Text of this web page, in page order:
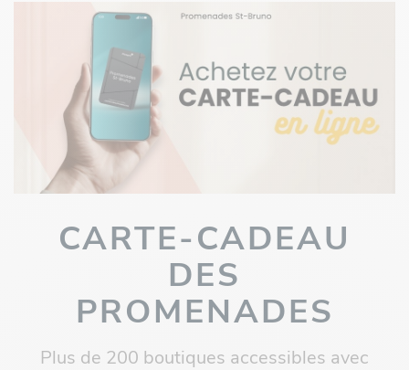
CARTE-CADEAU
DES
PROMENADES
Plus de 200 boutiques accessibles avec